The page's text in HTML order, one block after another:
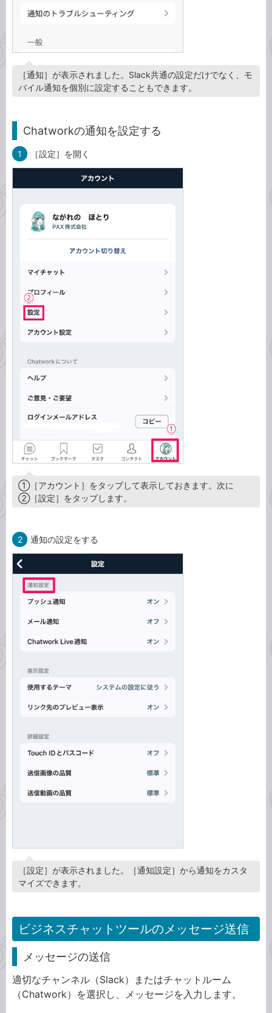
［通知］が表示されました。Slack共通の設定だけでなく、モ
バイル通知を個別に設定することもできます。
Chatworkの通知を設定する
1 ［設定］を開く
①［アカウント］をタップして表示しておきます。次に
②［設定］をタップします。
2 通知の設定をする
［設定］が表示されました。［通知設定］から通知をカスタ
マイズできます。
ビジネスチャットツールのメッセージ送信
メッセージの送信
適切なチャンネル（Slack）またはチャットルーム
（Chatwork）を選択し、メッセージを入力します。